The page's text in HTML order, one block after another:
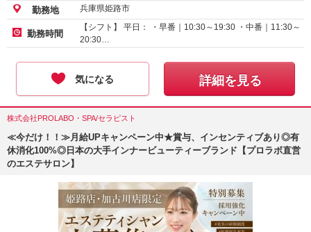
勤務地 兵庫県姫路市
勤務時間
【シフト】 平日： ・早番｜10:30～19:30 ・中番｜11:30～
20:30…
気になる 詳細を見る
株式会社PROLABO・SPA/セラピスト
≪今だけ！！≫月給UPキャンペーン中★賞与、インセンティブあり◎有
休消化100%◎日本の大手インナービューティーブランド【プロラボ直営
のエステサロン】